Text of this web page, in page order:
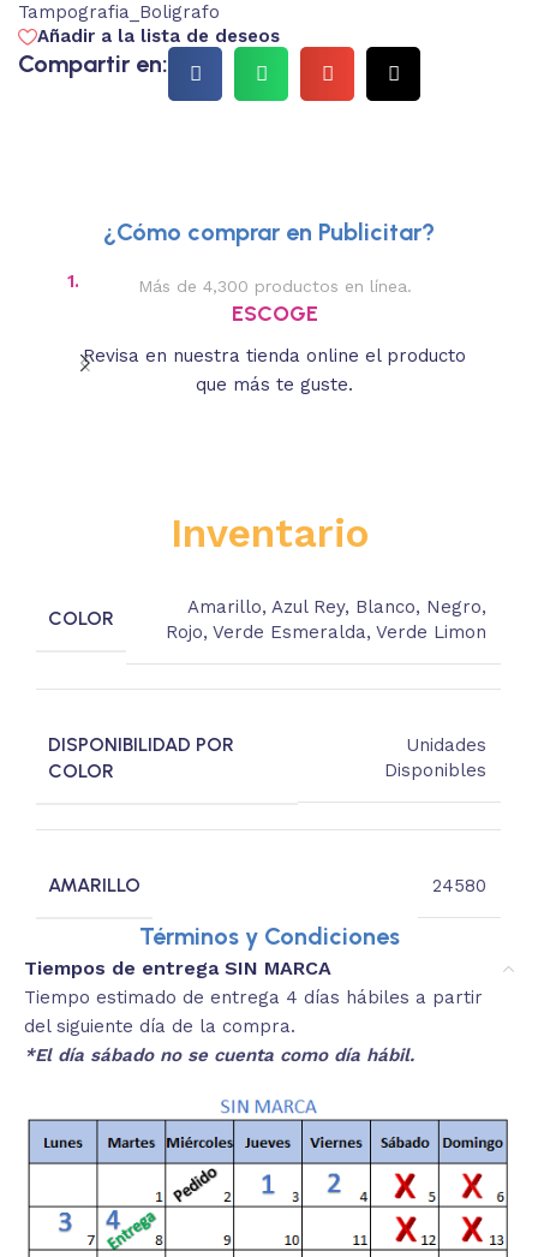
Tampografia_Boligrafo
Añadir a la lista de deseos
Compartir en:
¿Cómo comprar en Publicitar?
1. Más de 4,300 productos en línea.
ESCOGE
Revisa en nuestra tienda online el producto
que más te guste.
Inventario
COLOR
Amarillo, Azul Rey, Blanco, Negro,
Rojo,Verde Esmeralda,Verde Limon
DISPONIBILIDAD POR
COLOR
Unidades
Disponibles
AMARILLO 24580
Términos y Condiciones
Tiempos de entrega SIN MARCA
Tiempo estimado de entrega 4 días hábiles a partir
del siguiente día de la compra.
*El día sábado no se cuenta como día hábil.